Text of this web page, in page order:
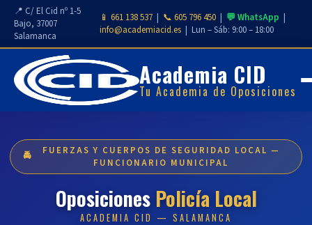
📍 C/ El Cid nº 1-5
Bajo, 37007
Salamanca
📱 661 138 537| 📞 605 796 450| 💬 WhatsApp |
info@academiacid.es| Lun – Sáb: 9:00 – 18:00
Academia CID
Tu Academia de Oposiciones
🚔
FUERZAS Y CUERPOS DE SEGURIDAD LOCAL —
FUNCIONARIO MUNICIPAL
Oposiciones Policía Local
ACADEMIA CID — SALAMANCA